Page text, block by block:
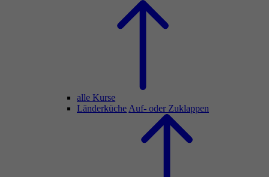
alle Kurse
Länderküche Auf- oder Zuklappen